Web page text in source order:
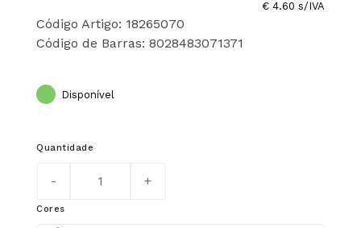
€ 4.60 s/IVA
Código Artigo: 18265070
Código de Barras: 8028483071371
Disponível
Quantidade
Cores